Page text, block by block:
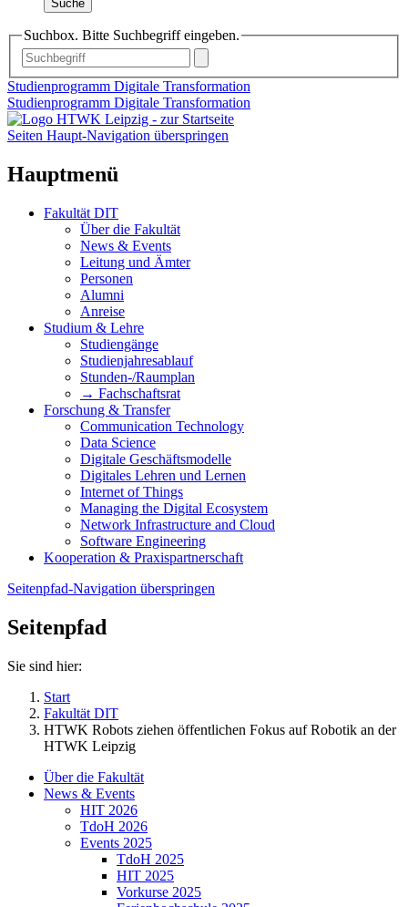
Suche
Suchbox. Bitte Suchbegriff eingeben.
Studienprogramm Digitale Transformation
Studienprogramm Digitale Transformation
Seiten Haupt-Navigation überspringen
Hauptmenü
Fakultät DIT
Über die Fakultät
News & Events
Leitung und Ämter
Personen
Alumni
Anreise
Studium & Lehre
Studiengänge
Studienjahresablauf
Stunden-/Raumplan
→ Fachschaftsrat
Forschung & Transfer
Communication Technology
Data Science
Digitale Geschäftsmodelle
Digitales Lehren und Lernen
Internet of Things
Managing the Digital Ecosystem
Network Infrastructure and Cloud
Software Engineering
Kooperation & Praxispartnerschaft
Seitenpfad-Navigation überspringen
Seitenpfad
Sie sind hier:
Start
Fakultät DIT
HTWK Robots ziehen öffentlichen Fokus auf Robotik an der
HTWK Leipzig
Über die Fakultät
News & Events
HIT 2026
TdoH 2026
Events 2025
TdoH 2025
HIT 2025
Vorkurse 2025